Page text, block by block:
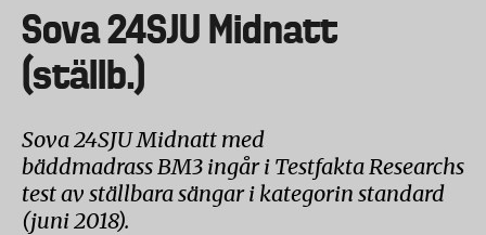
Huvudmeny
ny
Sova 24SJU Midnatt
(ställb.)
Sova 24SJU Midnatt med
bäddmadrass BM3 ingår i Testfakta Researchs
test av ställbara sängar i kategorin standard
(juni 2018).